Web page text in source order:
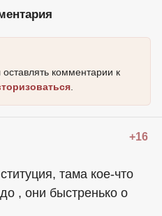
комментарии к
+16
тама кое-что
, они быстренько о